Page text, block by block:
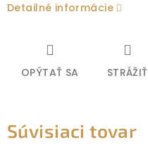
Detailné informácie
OPÝTAŤ SA STRÁŽIŤ
Súvisiaci tovar